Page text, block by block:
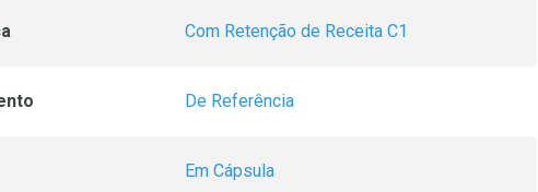
Com Retenção de Receita C1
De Referência
Em Cápsula